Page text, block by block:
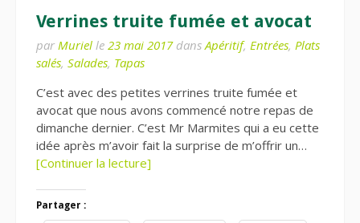
Verrines truite fumée et avocat
par Muriel le 23 mai 2017dans Apéritif, Entrées, Plats
salés, Salades, Tapas
C’est avec des petites verrines truite fumée et
avocat que nous avons commencé notre repas de
dimanche dernier. C’est Mr Marmites qui a eu cette
idée après m’avoir fait la surprise de m’offrir un…
[Continuer la lecture]
Partager :